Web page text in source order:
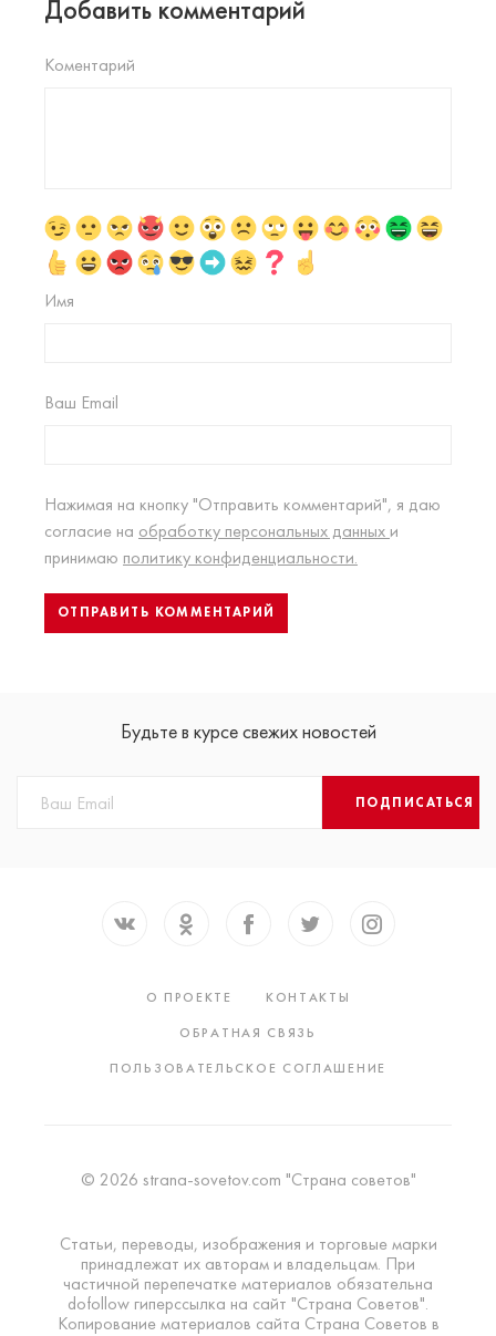
Добавить комментарий
Коментарий
Имя
Ваш Email
Нажимая на кнопку "Отправить комментарий", я даю
согласие на обработку персональных данных и
принимаю политику конфиденциальности.
Будьте в курсе свежих новостей
ПОДПИСАТЬСЯ
О ПРОЕКТЕ
КОНТАКТЫ
ОБРАТНАЯ СВЯЗЬ
ПОЛЬЗОВАТЕЛЬСКОЕ СОГЛАШЕНИЕ
© 2026 strana-sovetov.com "Страна советов"
Статьи, переводы, изображения и торговые марки
принадлежат их авторам и владельцам. При
частичной перепечатке материалов обязательна
dofollow гиперссылка на сайт "Страна Советов".
Копирование материалов сайта Страна Советов в